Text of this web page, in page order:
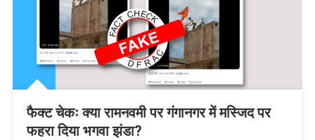
फैक्ट चेकः क्या रामनवमी पर गंगानगर में मस्जिद पर
फहरा दिया भगवा झंडा?